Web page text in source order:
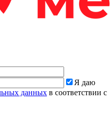
Я даю
данных в соответствии с